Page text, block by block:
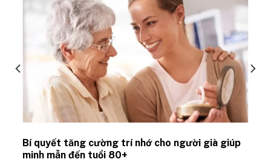
Bí quyết tăng cường trí nhớ cho người già giúp
minh mẫn đến tuổi 80+